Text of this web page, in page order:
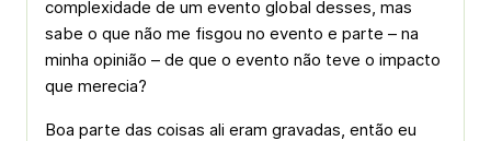
complexidade de um evento global desses, mas
sabe o que não me fisgou no evento e parte – na
minha opinião – de que o evento não teve o impacto
que merecia?
Boa parte das coisas ali eram gravadas, então eu